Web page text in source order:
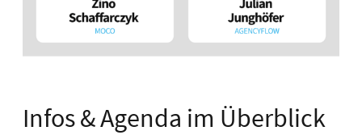
Infos & Agenda im Überblick